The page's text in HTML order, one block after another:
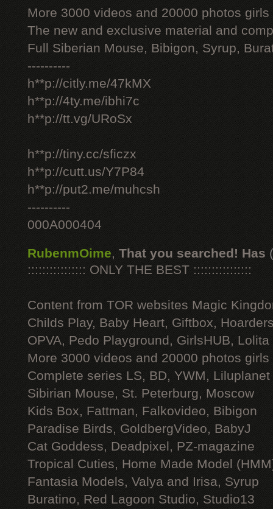
More 3000 videos and 20000 photos
The new and exclusive material and
Full Siberian Mouse, Bibigon, Syrup,
----------
h**p://citly.me/47kMX
h**p://4ty.me/ibhi7c
h**p://tt.vg/URoSx
h**p://tiny.cc/sficzx
h**p://cutt.us/Y7P84
h**p://put2.me/muhcsh
----------
000A000404
RubenmOime, That you searched! Has
:::::::::::::::: ONLY THE BEST ::::::::::::::::
Content from TOR websites Magic
Childs Play, Baby Heart, Giftbox,
OPVA, Pedo Playground, GirlsHUB, Lolita
More 3000 videos and 20000 photos
Complete series LS, BD, YWM, Liluplanet
Sibirian Mouse, St. Peterburg, Moscow
Kids Box, Fattman, Falkovideo, Bibigon
Paradise Birds, GoldbergVideo, BabyJ
Cat Goddess, Deadpixel, PZ-magazine
Tropical Cuties, Home Made Model
Fantasia Models, Valya and Irisa, Syrup
Buratino, Red Lagoon Studio, Studio13